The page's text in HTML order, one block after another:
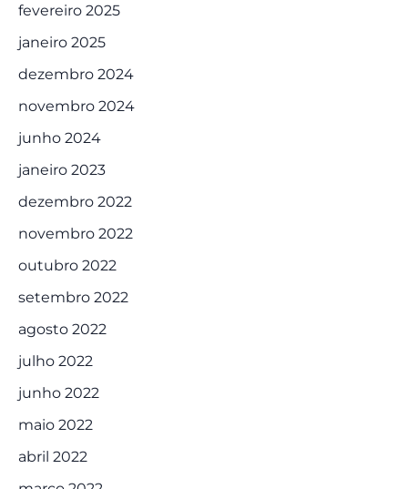
fevereiro 2025
janeiro 2025
dezembro 2024
novembro 2024
junho 2024
janeiro 2023
dezembro 2022
novembro 2022
outubro 2022
setembro 2022
agosto 2022
julho 2022
junho 2022
maio 2022
abril 2022